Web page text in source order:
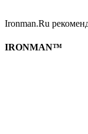
Ironman.Ru
IRONMAN™